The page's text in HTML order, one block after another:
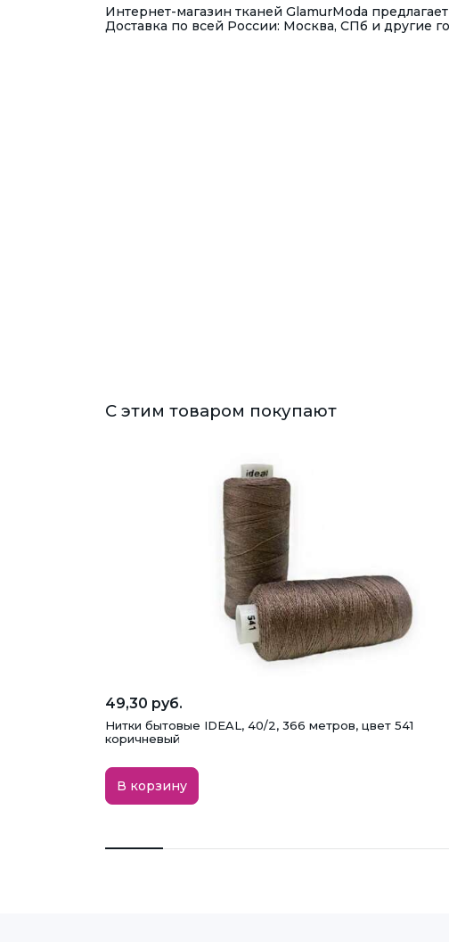
Интернет-магазин тканей GlamurModa
Доставка по всей России: Москва, СПб и другие
С этим товаром покупают
49,30 руб.
Нитки бытовые IDEAL, 40/2, 366 метров, цвет 541
коричневый
В корзину